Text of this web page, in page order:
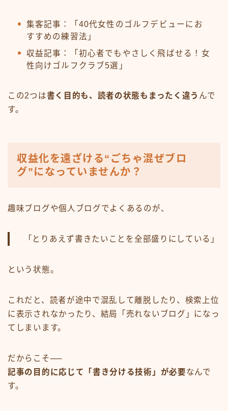
集客記事：「40代女性のゴルフデビューにお
すすめの練習法」
収益記事：「初心者でもやさしく飛ばせる！女
性向けゴルフクラブ5選」
この2つは書く目的も、読者の状態もまったく違う んで
す。
収益化を遠ざける“ごちゃ混ぜブロ
グ”になっていませんか？
趣味ブログや個人ブログでよくあるのが、
「とりあえず書きたいことを全部盛りにしている」
という状態。
これだと、読者が途中で混乱して離脱したり、検索上位
に表示されなかったり、結局「売れないブログ」になっ
てしまいます。
だからこそ──
記事の目的に応じて「書き分ける技術」が必要なんで
す。